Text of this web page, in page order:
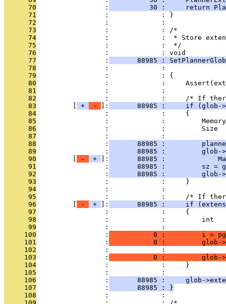
      70
                 :
30 :     return
      71
                 :             : }
      72
                 :             :
      73
                 :             : /*
      74
:             :  * Store
      75
                 :             :  */
      76
                 :             : void
      77
                 :
88985 :
      78
:             :
      79
                 :             : {
      80
:             :
      81
                 :             :
      82
:             :     /* If
      83
+ - ]:
88985 :     if (glob-
      84
                 :             :     {
      85
:             :
      86
:             :         Size
      87
                 :             :
      88
                 :
88985 :
      89
                 :
88985 :         glob-
      90
- + ]:
88985 :
      91
                 :
88985 :         sz =
      92
                 :
88985 :         glob-
      93
                 :             :     }
      94
                 :             :
      95
:             :     /* If
      96
- + ]:
88985 :     if
      97
                 :             :     {
      98
:             :         int
      99
                 :             :
     100
                 :
0 :         i =
     101
                 :
0 :         glob-
     102
:             :
     103
                 :
0 :         glob-
     104
                 :             :     }
     105
                 :             :
     106
                 :
88985 :     glob-
     107
                 :
       88985 : }
     108
                 :             :